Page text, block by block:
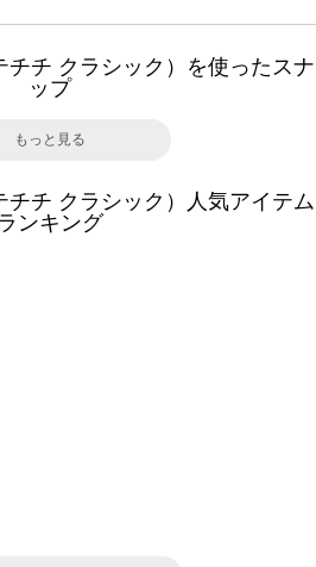
チチ クラシック）を使ったスナ
ップ
もっと見る
チチ クラシック）人気アイテム
ランキング